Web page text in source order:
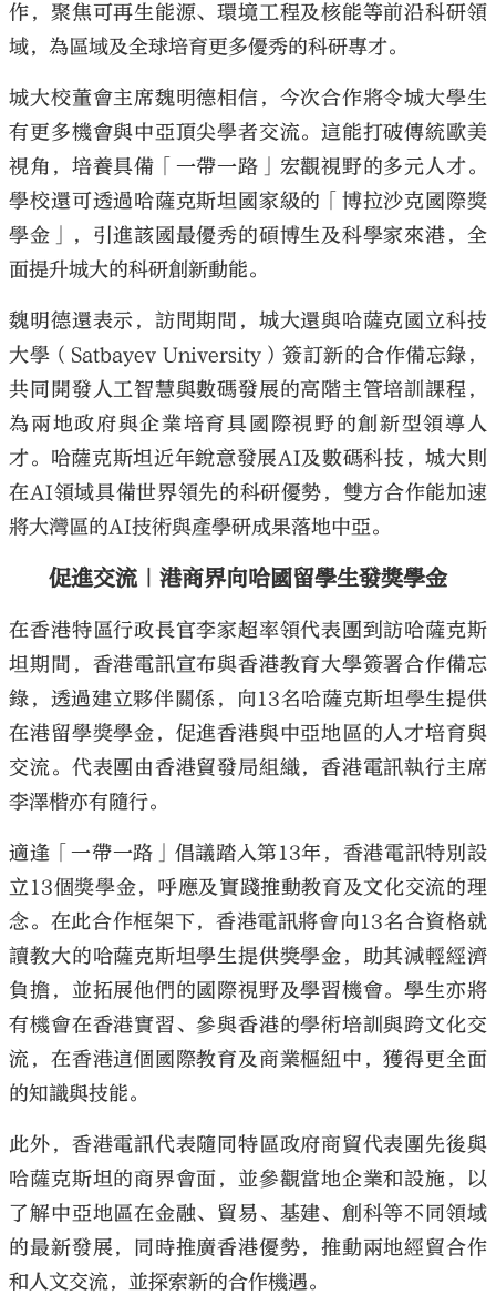
作，聚焦可再生能源、環境工程及核能等前沿科研領
域，為區域及全球培育更多優秀的科研專才。
城大校董會主席魏明德相信，今次合作將令城大學生
有更多機會與中亞頂尖學者交流。這能打破傳統歐美
視角，培養具備「一帶一路」宏觀視野的多元人才。
學校還可透過哈薩克斯坦國家級的「博拉沙克國際獎
學金」，引進該國最優秀的碩博生及科學家來港，全
面提升城大的科研創新動能。
魏明德還表示，訪問期間，城大還與哈薩克國立科技
大學（Satbayev University）簽訂新的合作備忘錄，
共同開發人工智慧與數碼發展的高階主管培訓課程，
為兩地政府與企業培育具國際視野的創新型領導人
才。哈薩克斯坦近年銳意發展AI及數碼科技，城大則
在AI領域具備世界領先的科研優勢，雙方合作能加速
將大灣區的AI技術與產學研成果落地中亞。
促進交流｜港商界向哈國留學生發獎學金
在香港特區行政長官李家超率領代表團到訪哈薩克斯
坦期間，香港電訊宣布與香港教育大學簽署合作備忘
錄，透過建立夥伴關係，向13名哈薩克斯坦學生提供
在港留學獎學金，促進香港與中亞地區的人才培育與
交流。代表團由香港貿發局組織，香港電訊執行主席
李澤楷亦有隨行。
適逢「一帶一路」倡議踏入第13年，香港電訊特別設
立13個獎學金，呼應及實踐推動教育及文化交流的理
念。在此合作框架下，香港電訊將會向13名合資格就
讀教大的哈薩克斯坦學生提供獎學金，助其減輕經濟
負擔，並拓展他們的國際視野及學習機會。學生亦將
有機會在香港實習、參與香港的學術培訓與跨文化交
流，在香港這個國際教育及商業樞紐中，獲得更全面
的知識與技能。
此外，香港電訊代表隨同特區政府商貿代表團先後與
哈薩克斯坦的商界會面，並參觀當地企業和設施，以
了解中亞地區在金融、貿易、基建、創科等不同領域
的最新發展，同時推廣香港優勢，推動兩地經貿合作
和人文交流，並探索新的合作機遇。